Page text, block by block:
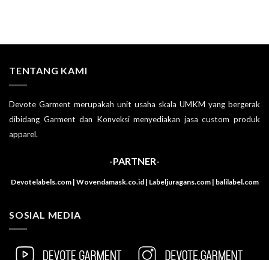
TENTANG KAMI
Devote Garment merupakah unit usaha skala UMKM yang bergerak
dibidang Garment dan Konveksi menyediakan jasa custom produk
apparel.
-PARTNER-
Devotelabels.com | Wovendamask.co.id | Labeljuragans.com | balilabel.com
SOSIAL MEDIA